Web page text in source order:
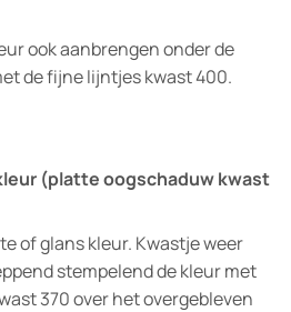
ook aanbrengen onder de
de fijne lijntjes kwast 400.
(platte oogschaduw kwast
of glans kleur. Kwastje weer
stempelend de kleur met
370 over het overgebleven